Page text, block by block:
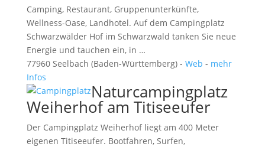
Camping, Restaurant, Gruppenunterkünfte,
Wellness-Oase, Landhotel. Auf dem Campingplatz
Schwarzwälder Hof im Schwarzwald tanken Sie neue
Energie und tauchen ein, in …
77960 Seelbach (Baden-Württemberg) - Web - mehr
Infos
Naturcampingplatz
Weiherhof am Titiseeufer
Der Campingplatz Weiherhof liegt am 400 Meter
eigenen Titiseeufer. Bootfahren, Surfen,